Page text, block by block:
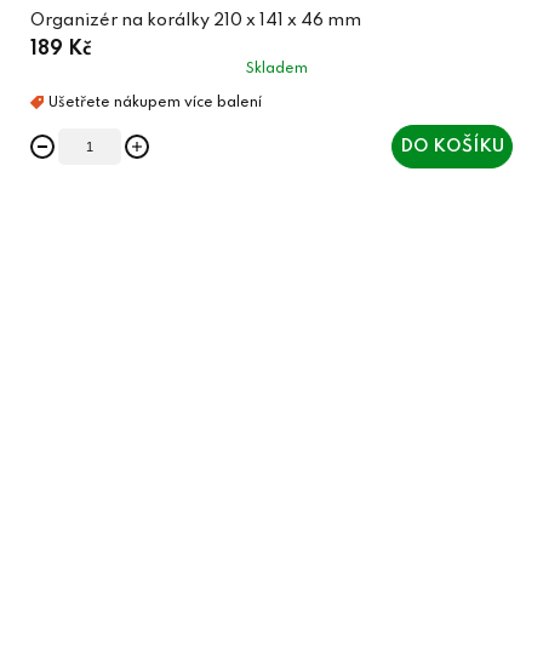
Organizér na korálky 210 x 141 x 46 mm
189 Kč
Skladem
DO KOŠÍKU